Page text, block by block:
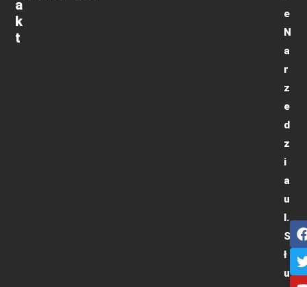
A
K
T
e
N
a
r
z
e
d
z
i
a
u
l.
S
ł
u